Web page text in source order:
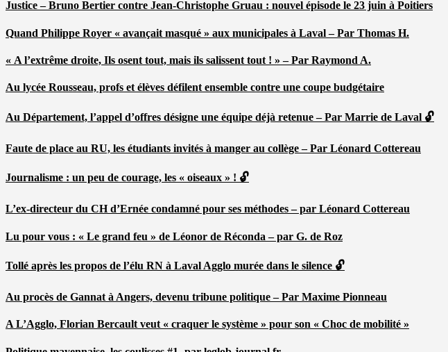
Justice – Bruno Bertier contre Jean-Christophe Gruau : nouvel épisode le 23 juin à Poitiers
Quand Philippe Royer « avançait masqué » aux municipales à Laval – Par Thomas H.
« A l’extrême droite, Ils osent tout, mais ils salissent tout ! » – Par Raymond A.
Au lycée Rousseau, profs et élèves défilent ensemble contre une coupe budgétaire
Au Département, l’appel d’offres désigne une équipe déjà retenue – Par Marrie de Laval 🔓
Faute de place au RU, les étudiants invités à manger au collège – Par Léonard Cottereau
Journalisme : un peu de courage, les « oiseaux » ! 🔓
L’ex-directeur du CH d’Ernée condamné pour ses méthodes – par Léonard Cottereau
Lu pour vous : « Le grand feu » de Léonor de Réconda – par G. de Roz
Tollé après les propos de l’élu RN à Laval Agglo murée dans le silence 🔓
Au procès de Gannat à Angers, devenu tribune politique – Par Maxime Pionneau
A L’Agglo, Florian Bercault veut « craquer le système » pour son « Choc de mobilité »